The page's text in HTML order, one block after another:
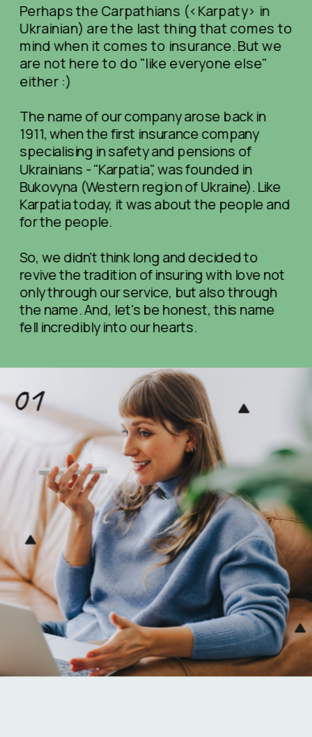
Perhaps the Carpathians (<Karpaty> in
Ukrainian) are the last thing that comes to
mind when it comes to insurance. But we
are not here to do "like everyone else"
either :)
The name of our company arose back in
1911, when the first insurance company
specialising in safety and pensions of
Ukrainians - "Karpatia", was founded in
Bukovyna (Western region of Ukraine). Like
Karpatia today, it was about the people and
for the people.
So, we didn't think long and decided to
revive the tradition of insuring with love not
only through our service, but also through
the name. And, let's be honest, this name
fell incredibly into our hearts.